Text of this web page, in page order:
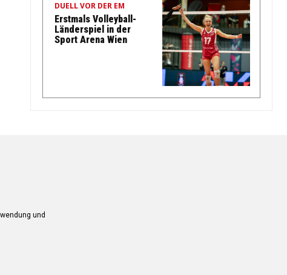
DUELL VOR DER EM
Erstmals Volleyball-
Länderspiel in der
Sport Arena Wien
und